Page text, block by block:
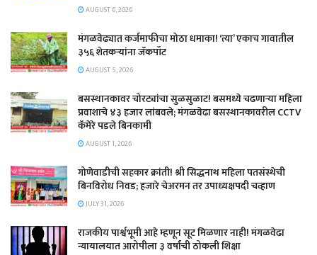
AUGUST 6, 2026
मंगळवेढ्यात कर्जमाफीचा मोठा धमाका! ‘त्या’ एकाच गावातील
३५६ शेतकऱ्यांना जॅकपॉट
AUGUST 5, 2026
बसस्थानकावर चोरट्यांचा सुळसुळाट! बसमध्ये चढणाऱ्या महिला
प्रवाशाचे ४३ हजार लांबवले; मंगळवेढा बसस्थानकावरील CCTV
कॅमेरे पडले बिनकामी
AUGUST 1, 2026
गोणेवाडीची सहकार क्रांती! श्री सिद्धनाथ महिला पतसंस्थेची
बिनविरोध निवड; हजारे चेअरमन तर उपाध्यक्षपदी चव्हाण
JULY 31, 2026
राजकीय पार्श्वभूमी आहे म्हणून सूट मिळणार नाही! मंगळवेढा
न्यायालयात आरोपीला ३ वर्षांची ठोकली शिक्षा